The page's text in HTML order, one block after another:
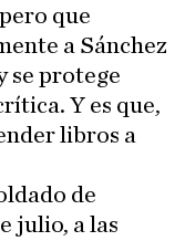
que
a Sánchez
se protege
Y es que,
libros a
de
julio, a las